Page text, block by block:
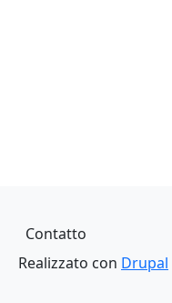
Piè di pagina
Contatto
Realizzato con Drupal